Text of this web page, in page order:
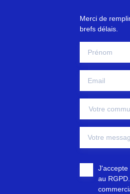
Merci de
brefs délais.
Prénom
Email
Votre
Votre
J'accepte
au